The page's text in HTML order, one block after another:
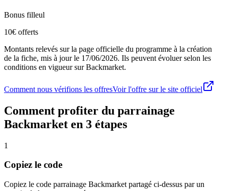
Bonus filleul
10€ offerts
Montants relevés sur la page officielle du programme à la création
de la fiche, mis à jour le 17/06/2026. Ils peuvent évoluer selon les
conditions en vigueur surBackmarket.
Comment nous vérifions les offresVoir l'offre sur le site officiel
Comment profiter du parrainage
Backmarket en 3 étapes
1
Copiez le code
Copiez le code parrainage Backmarket partagé ci-dessus par un